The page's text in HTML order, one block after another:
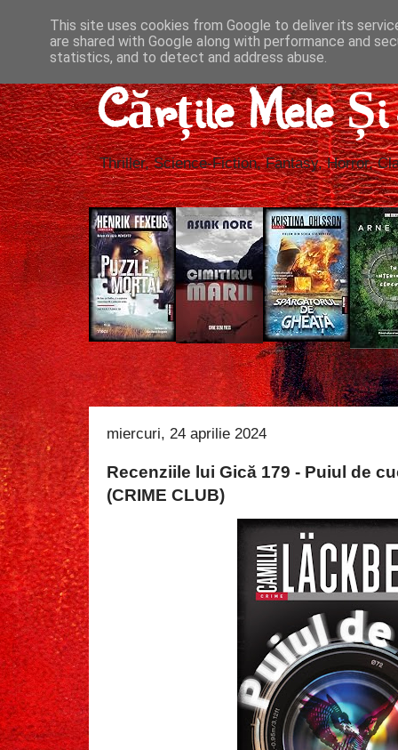
Cărțile Mele
Thriller, Science-Fiction, Fantasy, Horror,
miercuri, 24 aprilie 2024
Recenziile lui Gică 179 - Puiul de
(CRIME CLUB)
This site uses cookies from Google to deliver its
are shared with Google along with performance and
statistics, and to detect and address abuse.